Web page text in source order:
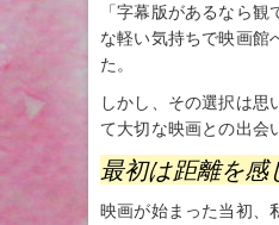
「字幕版があるなら
な軽い気持ちで映画館
た。
しかし、その選択は思
て大切な映画との出会
最初は距離を感
映画が始まった当初、